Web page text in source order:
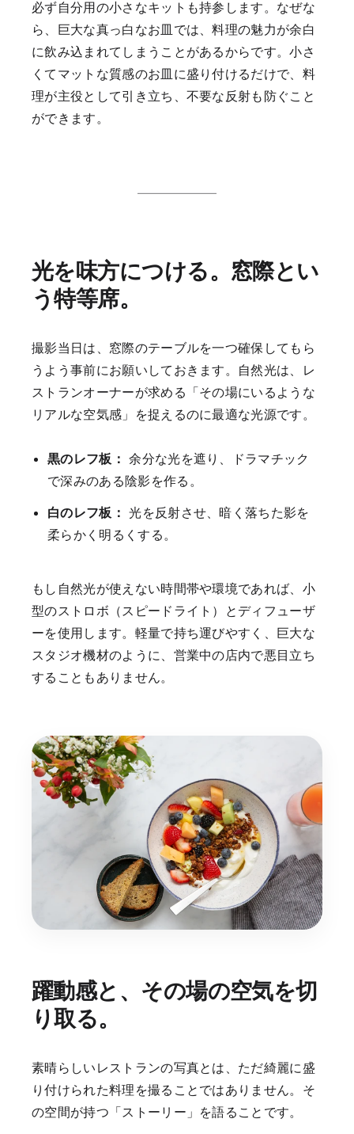
必ず自分用の小さなキットも持参します。なぜな
ら、巨大な真っ白なお皿では、料理の魅力が余白
に飲み込まれてしまうことがあるからです。小さ
くてマットな質感のお皿に盛り付けるだけで、料
理が主役として引き立ち、不要な反射も防ぐこと
ができます。
光を味方につける。窓際とい
う特等席。
撮影当日は、窓際のテーブルを一つ確保してもら
うよう事前にお願いしておきます。自然光は、レ
ストランオーナーが求める「その場にいるような
リアルな空気感」を捉えるのに最適な光源です。
黒のレフ板： 余分な光を遮り、ドラマチック
で深みのある陰影を作る。
白のレフ板： 光を反射させ、暗く落ちた影を
柔らかく明るくする。
もし自然光が使えない時間帯や環境であれば、小
型のストロボ（スピードライト）とディフューザ
ーを使用します。軽量で持ち運びやすく、巨大な
スタジオ機材のように、営業中の店内で悪目立ち
することもありません。
躍動感と、その場の空気を切
り取る。
素晴らしいレストランの写真とは、ただ綺麗に盛
り付けられた料理を撮ることではありません。そ
の空間が持つ「ストーリー」を語ることです。